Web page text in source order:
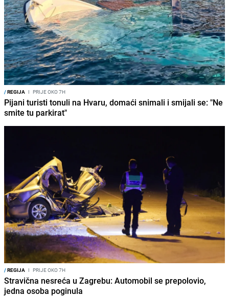
/REGIJA I PRIJE OKO 7H
Pijani turisti tonuli na Hvaru, domaći snimali i smijali se: "Ne
smite tu parkirat"
/REGIJA I PRIJE OKO 7H
Stravična nesreća u Zagrebu: Automobil se prepolovio,
jedna osoba poginula